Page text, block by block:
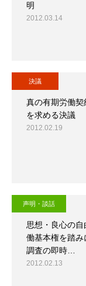
明
2012.03.14
決議
真の有期労働契
を求める決議
2012.02.19
声明・談話
思想・良心の自
働基本権を踏み
調査の即時…
2012.02.13